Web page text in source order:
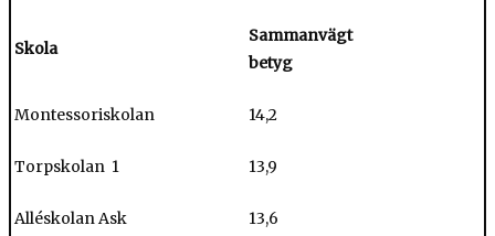
Skola
Sammanvägt
betyg
Montessoriskolan 14,2
Torpskolan 1 13,9
Alléskolan Ask 13,6